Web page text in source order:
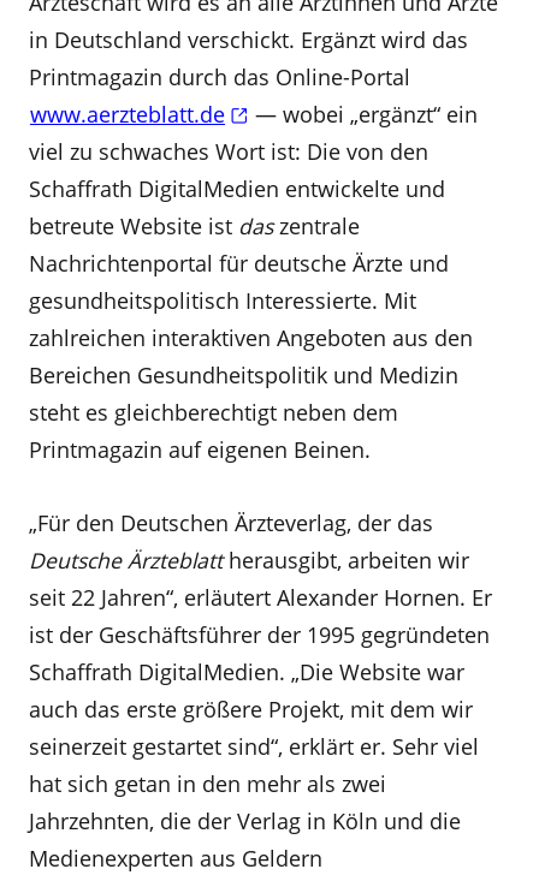
in Deutschland verschickt. Ergänzt wird das
Printmagazin durch das Online-Portal
www.aerzteblatt.de
— wobei „ergänzt“ ein
viel zu schwaches Wort ist: Die von den
Schaffrath DigitalMedien entwickelte und
betreute Website ist daszentrale
Nachrichtenportal für deutsche Ärzte und
gesundheitspolitisch Interessierte. Mit
zahlreichen interaktiven Angeboten aus den
Bereichen Gesundheitspolitik und Medizin
steht es gleichberechtigt neben dem
Printmagazin auf eigenen Beinen.
„Für den Deutschen Ärzteverlag, der das
Deutsche Ärzteblattherausgibt, arbeiten wir
seit 22 Jahren“, erläutert Alexander Hornen. Er
ist der Geschäftsführer der 1995 gegründeten
Schaffrath DigitalMedien. „Die Website war
auch das erste größere Projekt, mit dem wir
seinerzeit gestartet sind“, erklärt er. Sehr viel
hat sich getan in den mehr als zwei
Jahrzehnten, die der Verlag in Köln und die
Medienexperten aus Geldern